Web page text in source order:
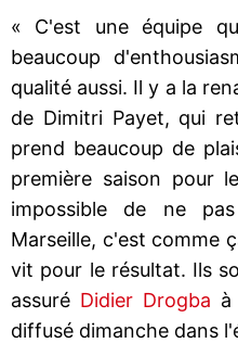
« C'est une équipe
beaucoup
qualité aussi. Il y a la
de Dimitri Payet, qui
prend beaucoup de
première saison pour
impossible de ne
Marseille, c'est comme
vit pour le résultat. Ils
assuré Didier Drogba à
diffusé dimanche dans